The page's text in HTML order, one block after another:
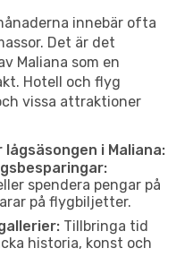
innebär ofta
Det är det
Maliana som en
Hotell och flyg
vissa attraktioner
i Maliana:
spendera pengar på
på flygbiljetter.
Tillbringa tid
historia, konst och